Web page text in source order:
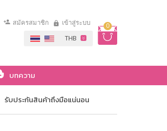
0
สมัครสมาชิก เข้าสู่ระบบ
บทความ
รับประกันสินค้าถึงมือแน่นอน